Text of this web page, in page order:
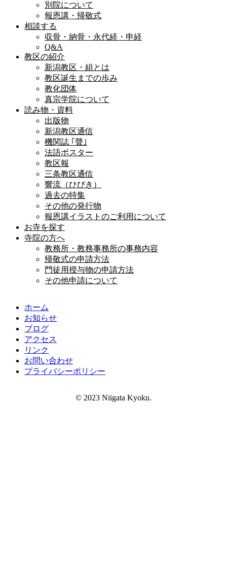
別院について
報恩講・帰敬式
相談する
収骨・納骨・永代経・申経
Q&A
教区の紹介
新潟教区・組とは
教区誕生までの歩み
教化団体
真宗学院について
読み物・資料
出版物
新潟教区通信
機関誌 ｢聲｣
法語ポスター
教区報
三条教区通信
響流（ひびき）
過去の特集
その他の発行物
報恩講イラストのご利用について
お寺を探す
寺院の方へ
教務所・教務事務所の事務内容
帰敬式の申請方法
門徒用授与物の申請方法
その他申請について
ホーム
お知らせ
ブログ
アクセス
リンク
お問い合わせ
プライバシーポリシー
© 2023 Niigata Kyoku.